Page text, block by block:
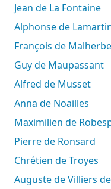
Jean de La Fontaine
Alphonse de
François de Malherbe
Guy de Maupassant
Alfred de Musset
Anna de Noailles
Maximilien de
Pierre de Ronsard
Chrétien de Troyes
Auguste de Villiers